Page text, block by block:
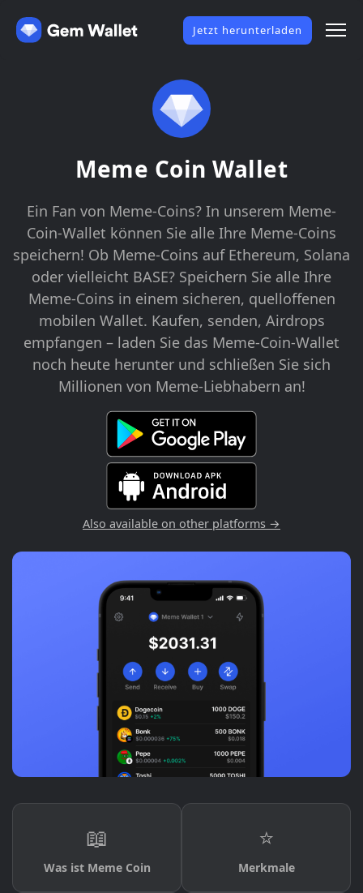
Jetzt herunterladen
Meme Coin Wallet
Ein Fan von Meme-Coins? In unserem Meme-
Coin-Wallet können Sie alle Ihre Meme-Coins
speichern! Ob Meme-Coins auf Ethereum, Solana
oder vielleicht BASE? Speichern Sie alle Ihre
Meme-Coins in einem sicheren, quelloffenen
mobilen Wallet. Kaufen, senden, Airdrops
empfangen – laden Sie das Meme-Coin-Wallet
noch heute herunter und schließen Sie sich
Millionen von Meme-Liebhabern an!
Also available on other platforms →
📖
Was ist Meme Coin
⭐
Merkmale